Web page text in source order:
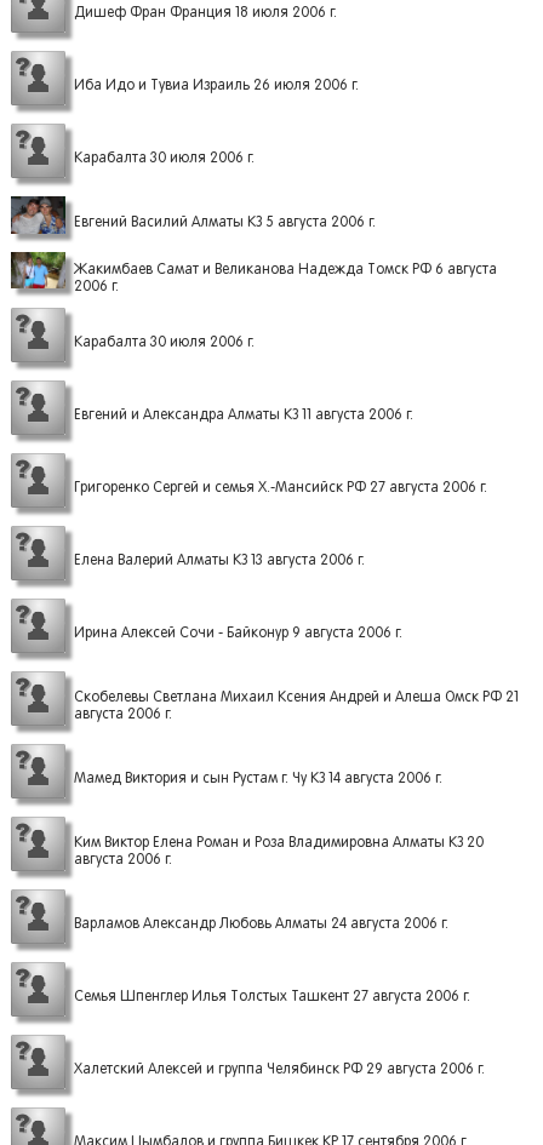
Дишеф Фран Франция 18 июля 2006 г.
Иба Идо и Тувиа Израиль 26 июля 2006 г.
Карабалта 30 июля 2006 г.
Евгений Василий Алматы КЗ 5 августа 2006 г.
Жакимбаев Самат и Великанова Надежда Томск РФ 6 августа
2006 г.
Карабалта 30 июля 2006 г.
Евгений и Александра Алматы КЗ 11 августа 2006 г.
Григоренко Сергей и семья Х.-Мансийск РФ 27 августа 2006 г.
Елена Валерий Алматы КЗ 13 августа 2006 г.
Ирина Алексей Сочи - Байконур 9 августа 2006 г.
Скобелевы Светлана Михаил Ксения Андрей и Алеша Омск РФ 21
августа 2006 г.
Мамед Виктория и сын Рустам г. Чу КЗ 14 августа 2006 г.
Ким Виктор Елена Роман и Роза Владимировна Алматы КЗ 20
августа 2006 г.
Варламов Александр Любовь Алматы 24 августа 2006 г.
Семья Шпенглер Илья Толстых Ташкент 27 августа 2006 г.
Халетский Алексей и группа Челябинск РФ 29 августа 2006 г.